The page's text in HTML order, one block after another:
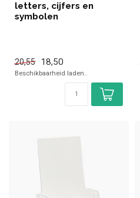
letters, cijfers en
symbolen
20,55 18,50
Beschikbaarheid laden..